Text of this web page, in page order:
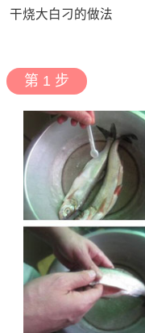
干烧大白刁的做法
第 1 步